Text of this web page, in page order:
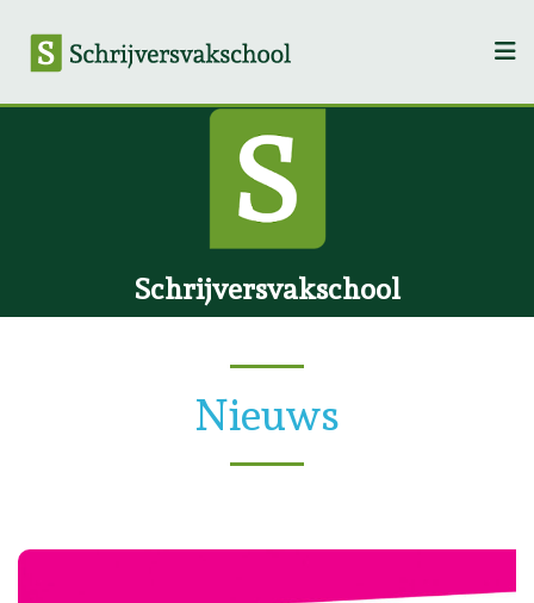
Schrijversvakschool
Nieuws